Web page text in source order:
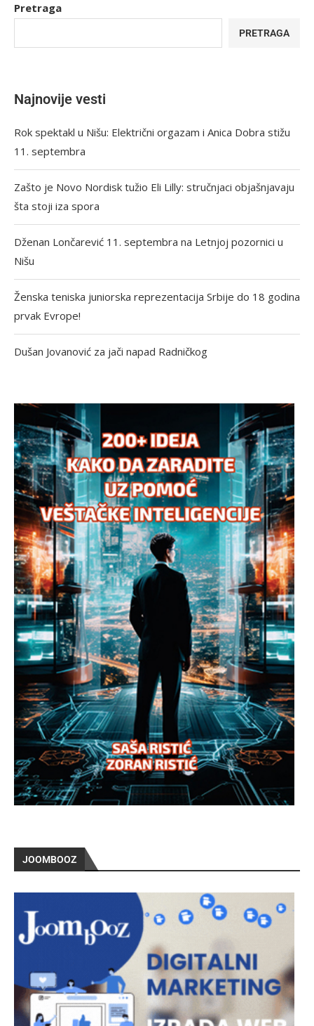
Pretraga
PRETRAGA
Najnovije vesti
Rok spektakl u Nišu: Električni orgazam i Anica Dobra stižu
11. septembra
Zašto je Novo Nordisk tužio Eli Lilly: stručnjaci objašnjavaju
šta stoji iza spora
Dženan Lončarević 11. septembra na Letnjoj pozornici u
Nišu
Ženska teniska juniorska reprezentacija Srbije do 18 godina
prvak Evrope!
Dušan Jovanović za jači napad Radničkog
JOOMBOOZ